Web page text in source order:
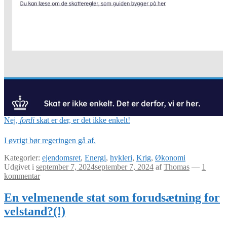
Nej, fordi skat er der, er det ikke enkelt!
I øvrigt bør regeringen gå af.
Kategorier: ejendomsret, Energi, hykleri, Krig, Økonomi
Udgivet i september 7, 2024september 7, 2024 afThomas — 1
kommentar
En velmenende stat som forudsætning for
velstand?(!)